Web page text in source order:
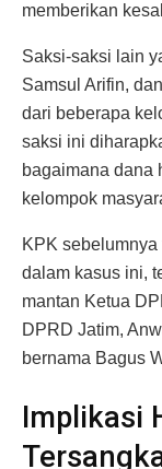
memberikan
Saksi-saksi lain
Samsul Arifin,
dari beberapa
saksi ini
bagaimana dana
kelompok
KPK
dalam kasus ini,
mantan Ketua
DPRD Jatim,
bernama Bagus
Implikasi